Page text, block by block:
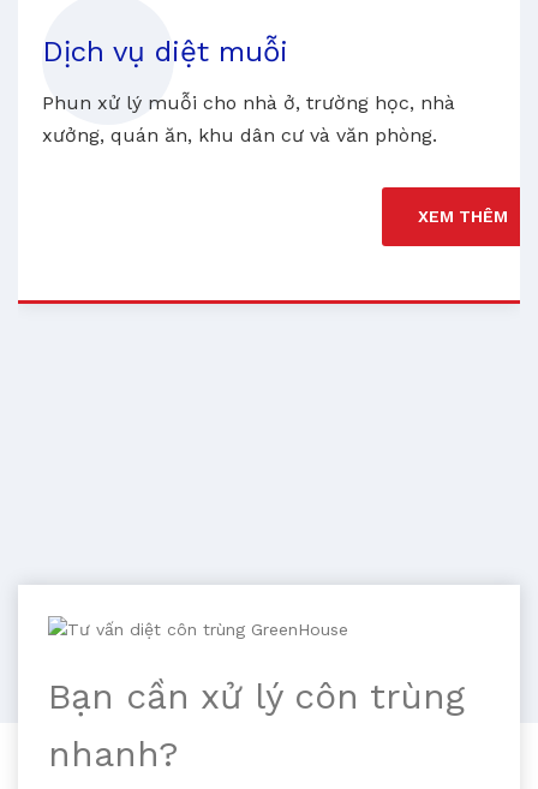
Dịch vụ diệt muỗi
Phun xử lý muỗi cho nhà ở, trường học, nhà
xưởng, quán ăn, khu dân cư và văn phòng.
XEM THÊM
Bạn cần xử lý côn trùng
nhanh?